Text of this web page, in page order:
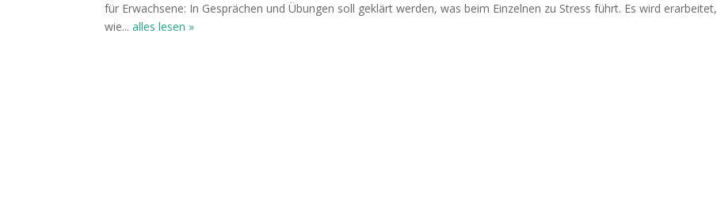
für Erwachsene: In Gesprächen und Übungen soll geklärt werden, was beim Einzelnen zu Stress führt. Es wird erarbeitet,
wie... alles lesen »